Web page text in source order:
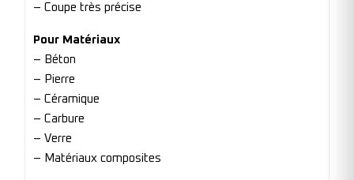
– Coupe très précise
Pour Matériaux
– Béton
– Pierre
– Céramique
– Carbure
– Verre
– Matériaux composites